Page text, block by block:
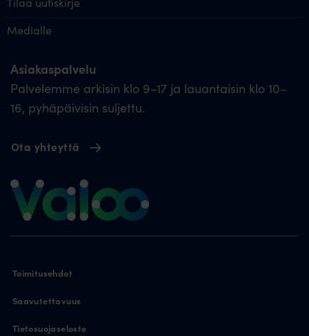
Medialle
Asiakaspalvelu
Palvelemme arkisin klo 9–17 ja lauantaisin klo 10–
16, pyhäpäivisin suljettu.
Ota yhteyttä
Toimitusehdot
Saavutettavuus
Tietosuojaseloste